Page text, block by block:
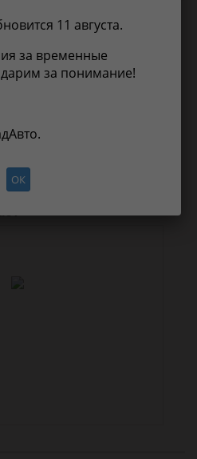
11 августа.
за временные
за понимание!
ОК